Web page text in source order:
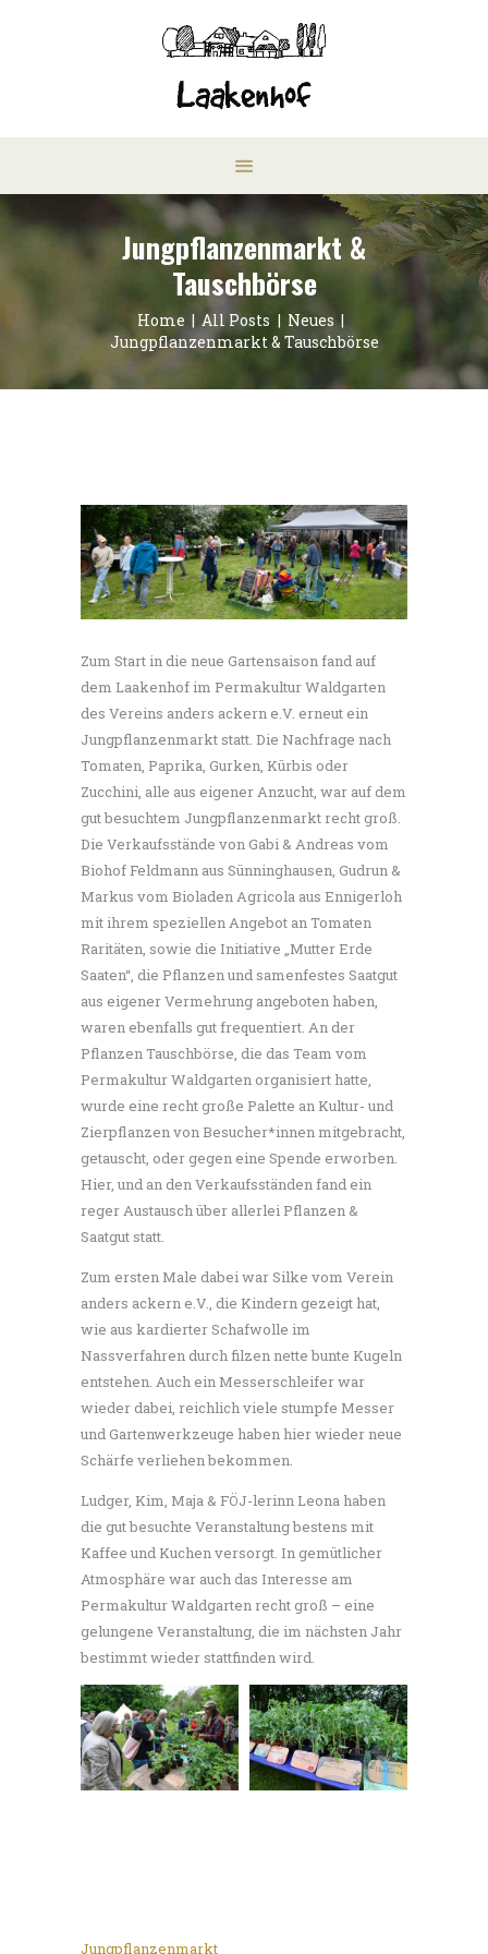
Jungpflanzenmarkt &
Tauschbörse
Home All Posts
Neues
Jungpflanzenmarkt & Tauschbörse
Zum Start in die neue Gartensaison fand auf
dem Laakenhof im Permakultur Waldgarten
des Vereins anders ackern e.V. erneut ein
Jungpflanzenmarkt statt. Die Nachfrage nach
Tomaten, Paprika, Gurken, Kürbis oder
Zucchini, alle aus eigener Anzucht, war auf dem
gut besuchtem Jungpflanzenmarkt recht groß.
Die Verkaufsstände von Gabi & Andreas vom
Biohof Feldmann aus Sünninghausen, Gudrun &
Markus vom Bioladen Agricola aus Ennigerloh
mit ihrem speziellen Angebot an Tomaten
Raritäten, sowie die Initiative „Mutter Erde
Saaten“, die Pflanzen und samenfestes Saatgut
aus eigener Vermehrung angeboten haben,
waren ebenfalls gut frequentiert. An der
Pflanzen Tauschbörse, die das Team vom
Permakultur Waldgarten organisiert hatte,
wurde eine recht große Palette an Kultur- und
Zierpflanzen von Besucher*innen mitgebracht,
getauscht, oder gegen eine Spende erworben.
Hier, und an den Verkaufsständen fand ein
reger Austausch über allerlei Pflanzen &
Saatgut statt.
Zum ersten Male dabei war Silke vom Verein
anders ackern e.V., die Kindern gezeigt hat,
wie aus kardierter Schafwolle im
Nassverfahren durch filzen nette bunte Kugeln
entstehen. Auch ein Messerschleifer war
wieder dabei, reichlich viele stumpfe Messer
und Gartenwerkzeuge haben hier wieder neue
Schärfe verliehen bekommen.
Ludger, Kim, Maja & FÖJ-lerinn Leona haben
die gut besuchte Veranstaltung bestens mit
Kaffee und Kuchen versorgt. In gemütlicher
Atmosphäre war auch das Interesse am
Permakultur Waldgarten recht groß – eine
gelungene Veranstaltung, die im nächsten Jahr
bestimmt wieder stattfinden wird.
Jungpflanzenmarkt